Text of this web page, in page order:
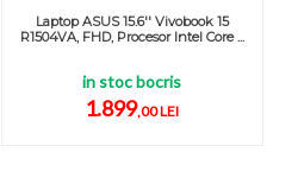
Laptop ASUS 15.6'' Vivobook 15
R1504VA, FHD, Procesor Intel Core ...
in stoc bocris
1.899,00 LEI